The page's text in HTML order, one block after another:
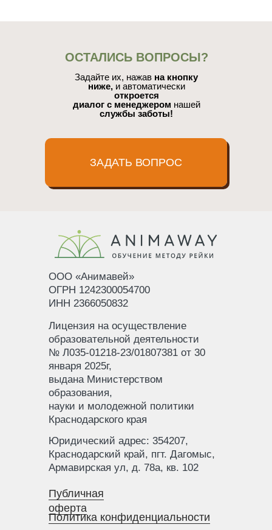
ОСТАЛИСЬ ВОПРОСЫ?
Задайте их, нажав на кнопку
ниже,и автоматически
откроется
диалог с менеджером нашей
службы заботы!
ЗАДАТЬ ВОПРОС
Публичная
оферта
Юридический адрес: 354207,
Краснодарский край, пгт. Дагомыс,
Армавирская ул, д. 78а, кв. 102
Политика конфиденциальности
Лицензия на осуществление
образовательной деятельности
№ Л035-01218-23/01807381 от 30
января 2025г,
выдана Министерством
образования,
науки и молодежной политики
Краснодарского края
ООО «Анимавей»
ОГРН 1242300054700
ИНН 2366050832